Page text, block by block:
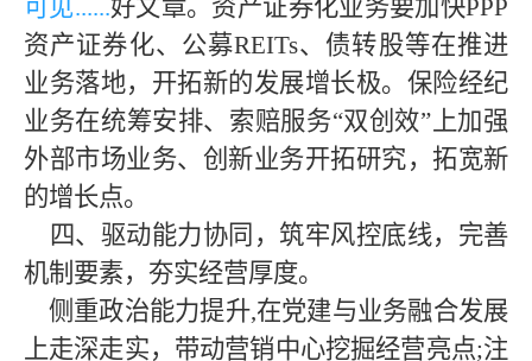
可见......好文章。资产证券化业务要加快PPP
资产证券化、公募REITs、债转股等在推进
业务落地，开拓新的发展增长极。保险经纪
业务在统筹安排、索赔服务“双创效”上加强
外部市场业务、创新业务开拓研究，拓宽新
的增长点。
四、驱动能力协同，筑牢风控底线，完善
机制要素，夯实经营厚度。
侧重政治能力提升,在党建与业务融合发展
上走深走实，带动营销中心挖掘经营亮点;注